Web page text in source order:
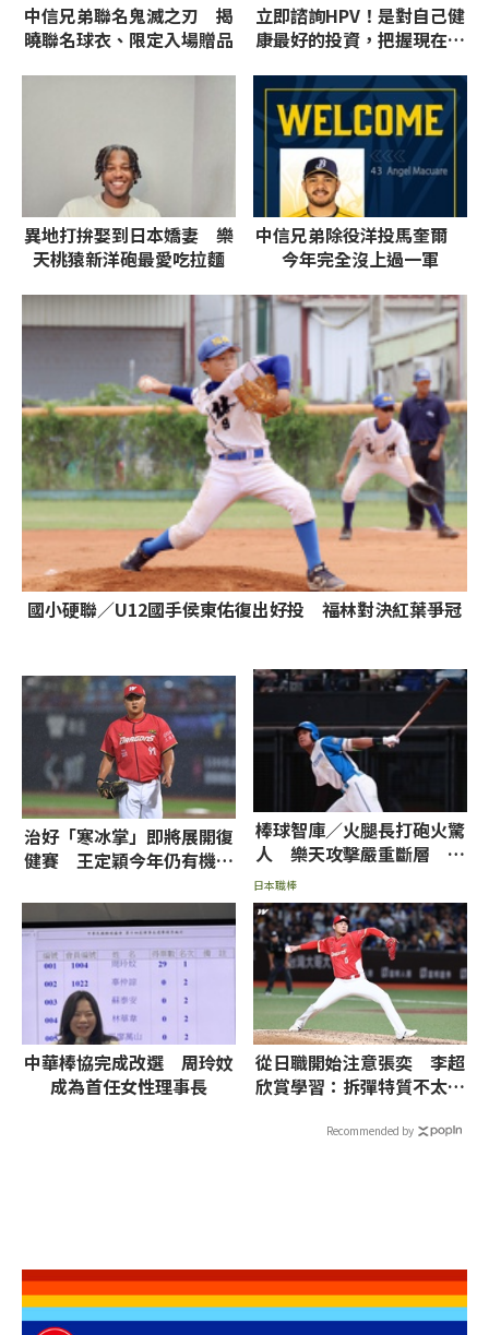
中信兄弟聯名鬼滅之刃 揭
曉聯名球衣、限定入場贈品
立即諮詢HPV！是對自己健
康最好的投資，把握現在不
異地打拚娶到日本嬌妻 樂
天桃猿新洋砲最愛吃拉麵
中信兄弟除役洋投馬奎爾
今年完全沒上過一軍
國小硬聯／U12國手侯東佑復出好投 福林對決紅葉爭冠
治好「寒冰掌」即將展開復
健賽 王定穎今年仍有機會
棒球智庫／火腿長打砲火驚
人 樂天攻擊嚴重斷層 投
注建議火腿獨贏、讓分
日本職棒
中華棒協完成改選 周玲妏
成為首任女性理事長
從日職開始注意張奕 李超
欣賞學習：拆彈特質不太一
Recommended by